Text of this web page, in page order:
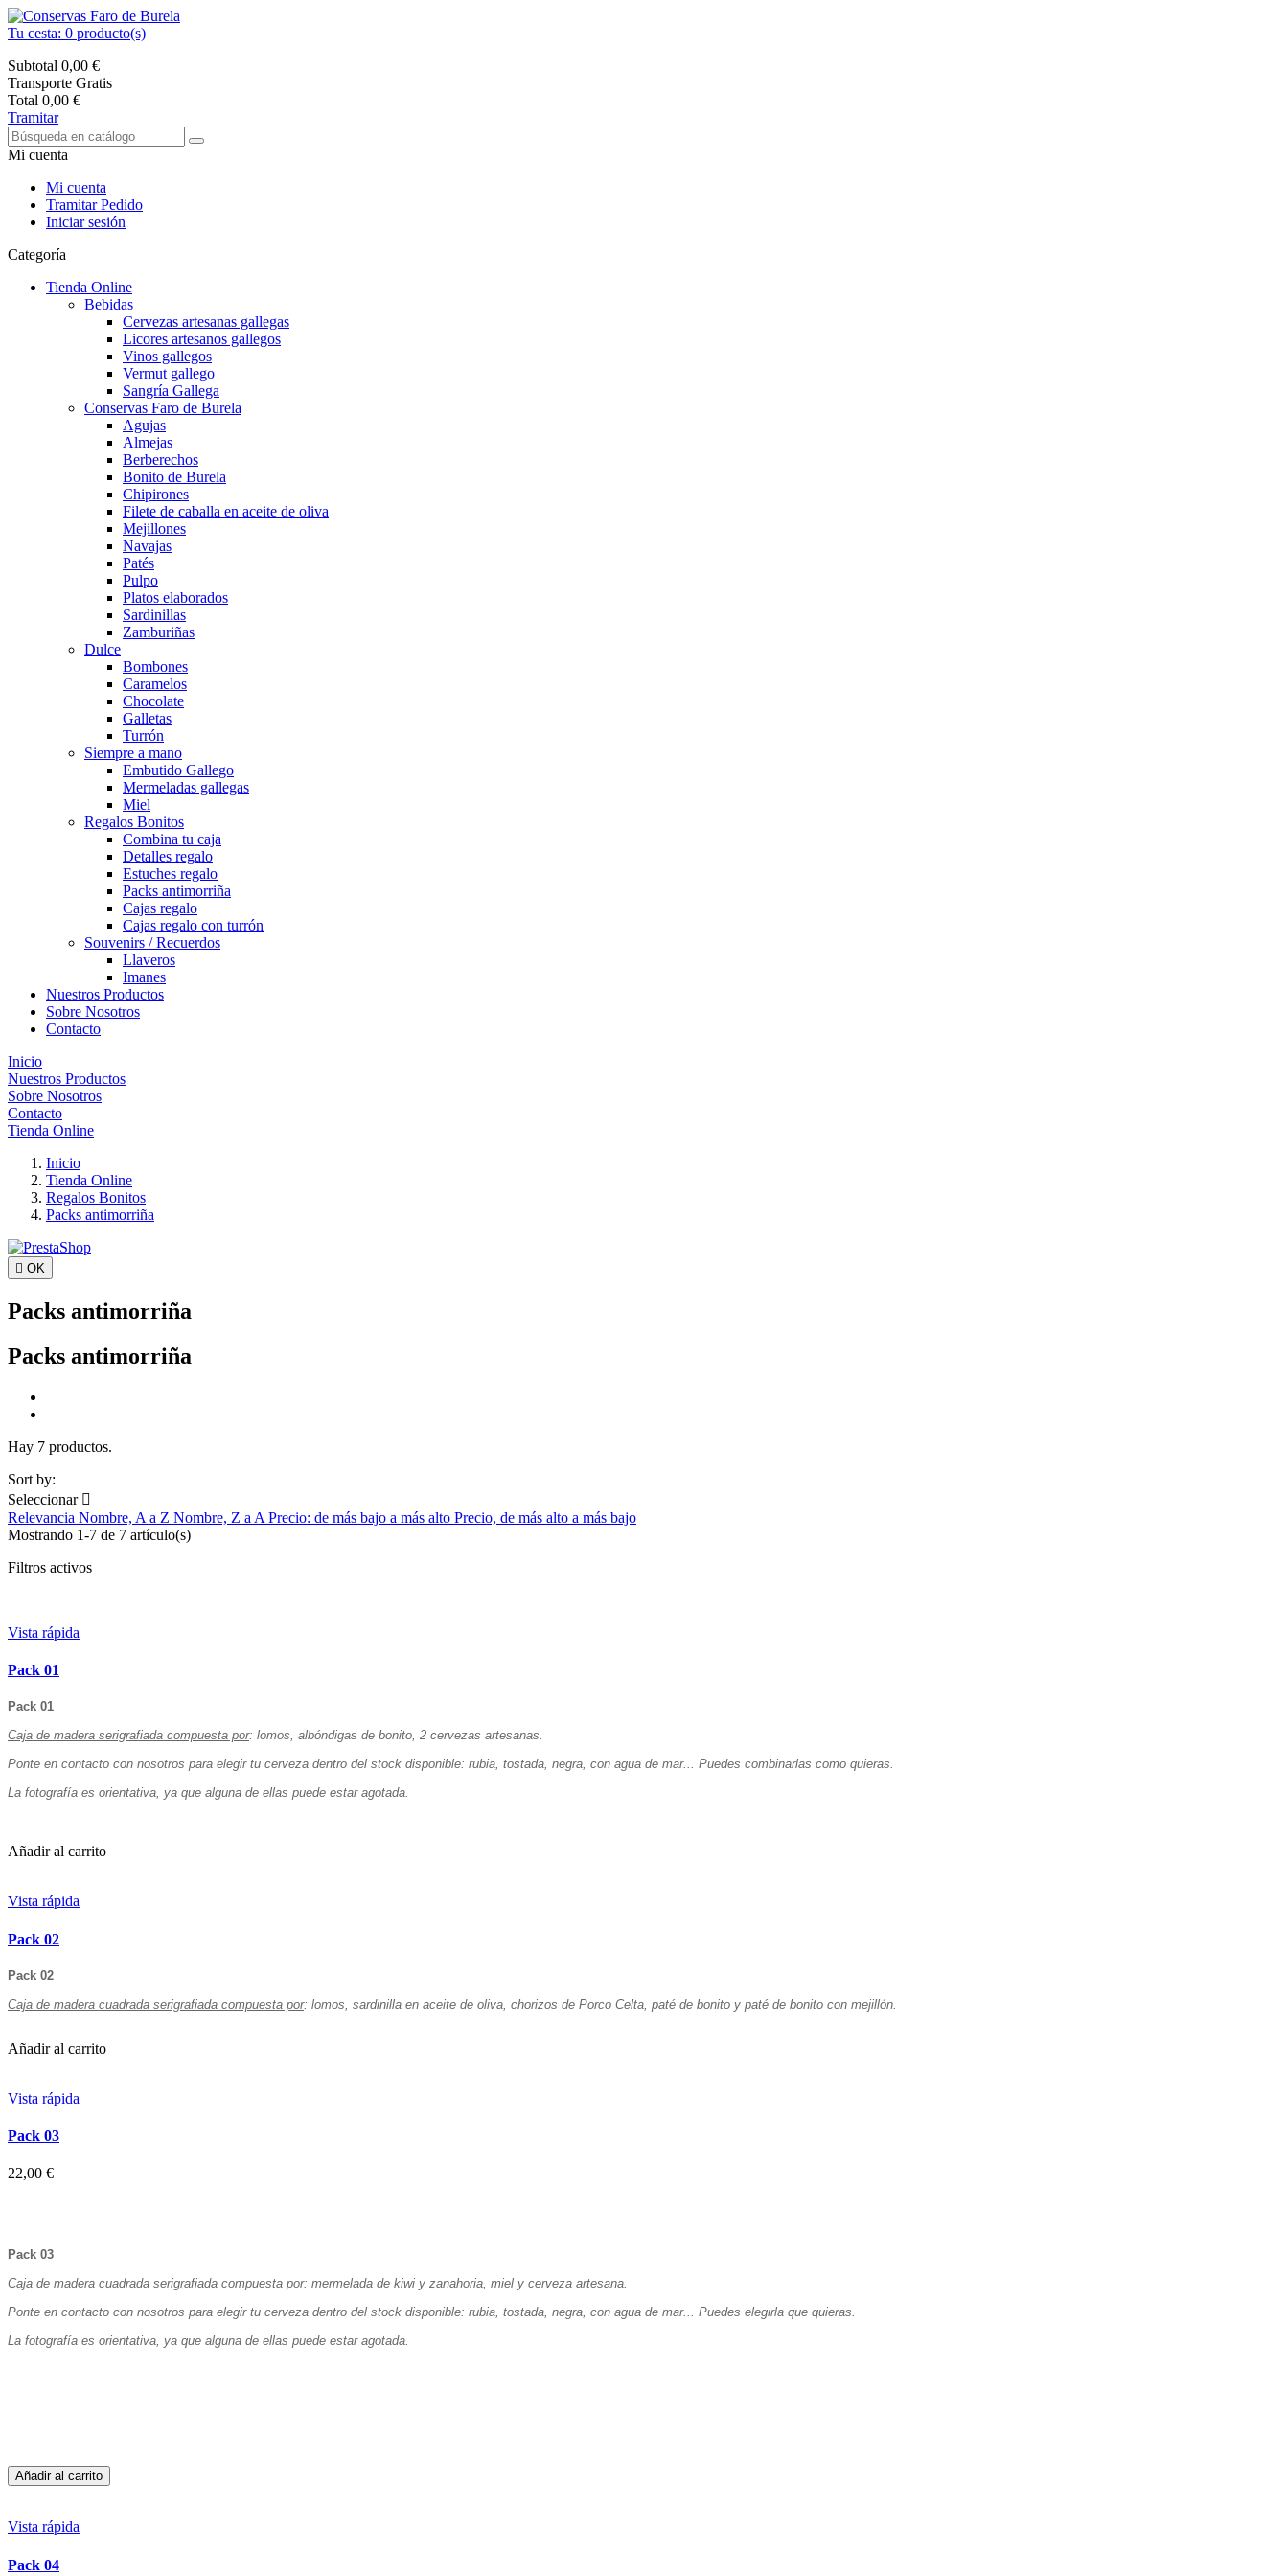
Tu cesta: 0 producto(s)
Subtotal 0,00 €
Transporte Gratis
Total 0,00 €
Tramitar
Mi cuenta
Mi cuenta
Tramitar Pedido
Iniciar sesión
Categoría
Tienda Online
Bebidas
Cervezas artesanas gallegas
Licores artesanos gallegos
Vinos gallegos
Vermut gallego
Sangría Gallega
Conservas Faro de Burela
Agujas
Almejas
Berberechos
Bonito de Burela
Chipirones
Filete de caballa en aceite de oliva
Mejillones
Navajas
Patés
Pulpo
Platos elaborados
Sardinillas
Zamburiñas
Dulce
Bombones
Caramelos
Chocolate
Galletas
Turrón
Siempre a mano
Embutido Gallego
Mermeladas gallegas
Miel
Regalos Bonitos
Combina tu caja
Detalles regalo
Estuches regalo
Packs antimorriña
Cajas regalo
Cajas regalo con turrón
Souvenirs / Recuerdos
Llaveros
Imanes
Nuestros Productos
Sobre Nosotros
Contacto
Inicio
Nuestros Productos
Sobre Nosotros
Contacto
Tienda Online
Inicio
Tienda Online
Regalos Bonitos
Packs antimorriña
 OK
Packs antimorriña
Packs antimorriña
Hay 7 productos.
Sort by:
Seleccionar 
Relevancia Nombre, A a Z Nombre, Z a A Precio: de más bajo a más alto Precio, de más alto a más bajo
Mostrando 1-7 de 7 artículo(s)
Filtros activos
Vista rápida
Pack 01
Pack 01
Caja de madera serigrafiada compuesta por: lomos, albóndigas de bonito, 2 cervezas artesanas.
Ponte en contacto con nosotros para elegir tu cerveza dentro del stock disponible: rubia, tostada, negra, con agua de mar... Puedes combinarlas como quieras.
La fotografía es orientativa, ya que alguna de ellas puede estar agotada.
Añadir al carrito
Vista rápida
Pack 02
Pack 02
Caja de madera cuadrada serigrafiada compuesta por: lomos, sardinilla en aceite de oliva, chorizos de Porco Celta, paté de bonito y paté de bonito con mejillón.
Añadir al carrito
Vista rápida
Pack 03
22,00 €
Pack 03
Caja de madera cuadrada serigrafiada compuesta por: mermelada de kiwi y zanahoria, miel y cerveza artesana.
Ponte en contacto con nosotros para elegir tu cerveza dentro del stock disponible: rubia, tostada, negra, con agua de mar... Puedes elegirla que quieras.
La fotografía es orientativa, ya que alguna de ellas puede estar agotada.
Añadir al carrito
Vista rápida
Pack 04